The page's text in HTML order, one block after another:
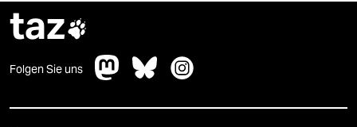
taz
Folgen Sie uns